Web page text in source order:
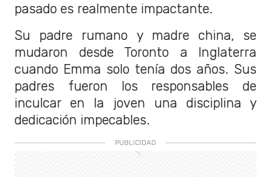
pasado es realmente impactante.
Su padre rumano y madre china, se
mudaron desde Toronto a Inglaterra
cuando Emma solo tenía dos años. Sus
padres fueron los responsables de
inculcar en la joven una disciplina y
dedicación impecables.